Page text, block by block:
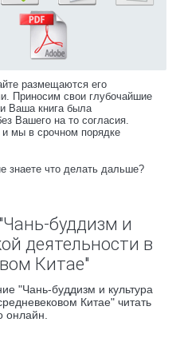
размещаются его
Приносим свои глубочайшие
Ваша книга была
Вашего на то согласия.
и мы в срочном порядке
знаете что делать дальше?
буддизм и
деятельности в
Китае"
"Чань-буддизм и культура
Китае" читать
онлайн.